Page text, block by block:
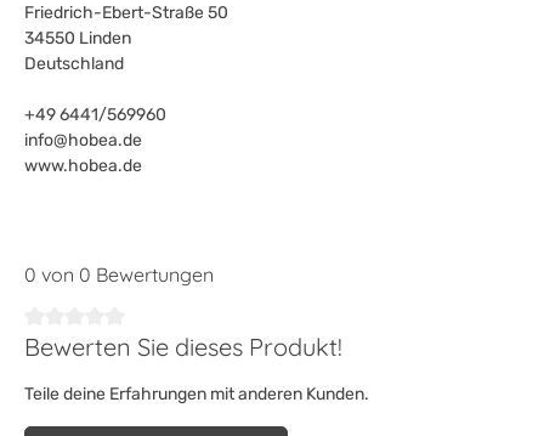
Friedrich-Ebert-Straße 50
34550 Linden
Deutschland
+49 6441/569960
info@hobea.de
www.hobea.de
0 von 0 Bewertungen
Durchschnittliche Bewertung von 0 von 5 Sternen
Bewerten Sie dieses Produkt!
Teile deine Erfahrungen mit anderen Kunden.